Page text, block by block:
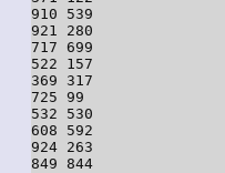
910 539
921 280
717 699
522 157
369 317
725 99
532 530
608 592
924 263
849 844